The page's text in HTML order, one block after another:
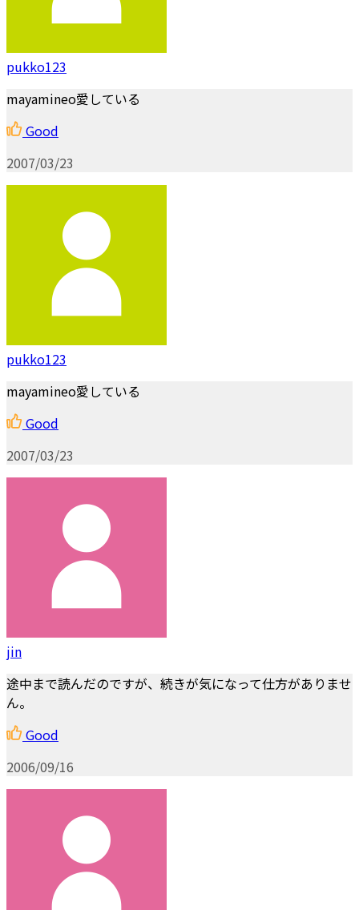
pukko123
mayamineo愛している
Good
2007/03/23
pukko123
mayamineo愛している
Good
2007/03/23
jin
途中まで読んだのですが、続きが気になって仕方がありませ
ん。
Good
2006/09/16